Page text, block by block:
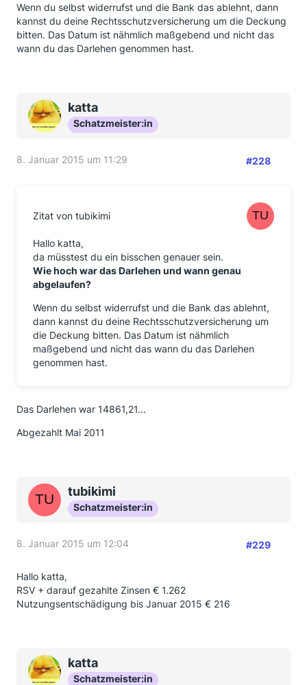
Wenn du selbst widerrufst und die Bank das ablehnt, dann
kannst du deine Rechtsschutzversicherung um die Deckung
bitten. Das Datum ist nähmlich maßgebend und nicht das
wann du das Darlehen genommen hast.
katta
Schatzmeister:in
8. Januar 2015 um 11:29 #228
Zitat von tubikimi
Hallo katta,
da müsstest du ein bisschen genauer sein.
Wie hoch war das Darlehen und wann genau
abgelaufen?
Wenn du selbst widerrufst und die Bank das ablehnt,
dann kannst du deine Rechtsschutzversicherung um
die Deckung bitten. Das Datum ist nähmlich
maßgebend und nicht das wann du das Darlehen
genommen hast.
Das Darlehen war 14861,21...
Abgezahlt Mai 2011
tubikimi
Schatzmeister:in
8. Januar 2015 um 12:04 #229
Hallo katta,
RSV + darauf gezahlte Zinsen € 1.262
Nutzungsentschädigung bis Januar 2015 € 216
katta
Schatzmeister:in